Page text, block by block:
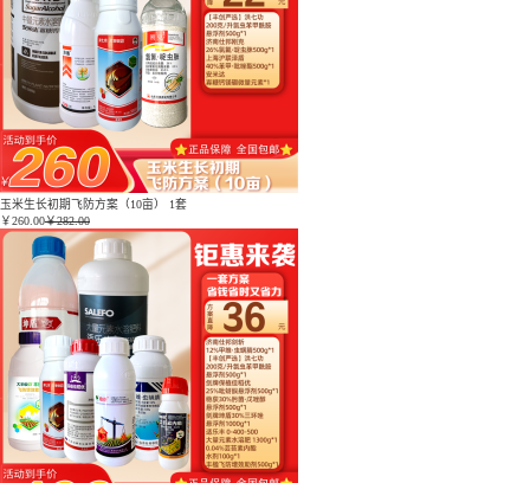
玉米生长初期飞防方案（10亩） 1套
￥260.00￥282.00